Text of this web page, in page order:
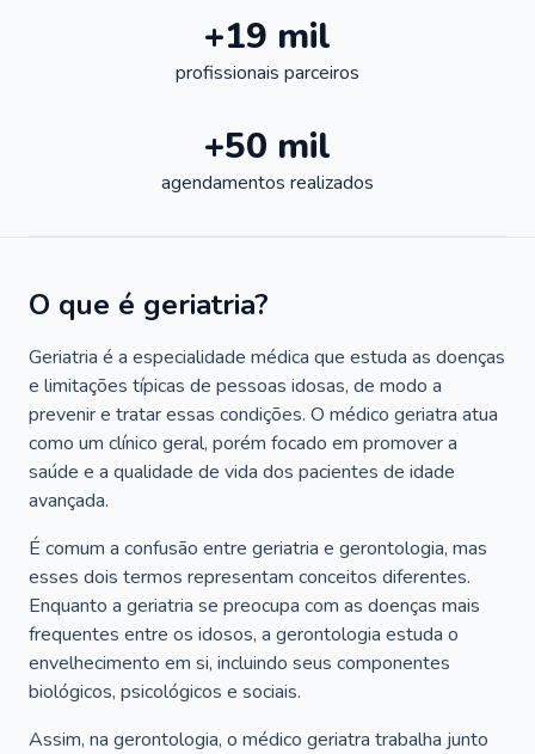
+19 mil
profissionais parceiros
+50 mil
agendamentos realizados
O que é geriatria?
Geriatria é a especialidade médica que estuda as doenças
e limitações típicas de pessoas idosas, de modo a
prevenir e tratar essas condições. O médico geriatra atua
como um clínico geral, porém focado em promover a
saúde e a qualidade de vida dos pacientes de idade
avançada.
É comum a confusão entre geriatria e gerontologia, mas
esses dois termos representam conceitos diferentes.
Enquanto a geriatria se preocupa com as doenças mais
frequentes entre os idosos, a gerontologia estuda o
envelhecimento em si, incluindo seus componentes
biológicos, psicológicos e sociais.
Assim, na gerontologia, o médico geriatra trabalha junto